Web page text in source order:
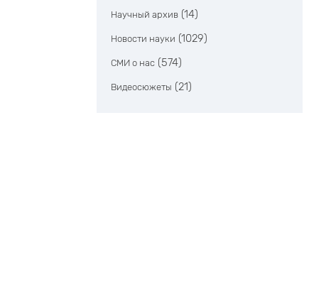
Научный архив (14)
Новости науки (1029)
СМИ о нас (574)
Видеосюжеты (21)